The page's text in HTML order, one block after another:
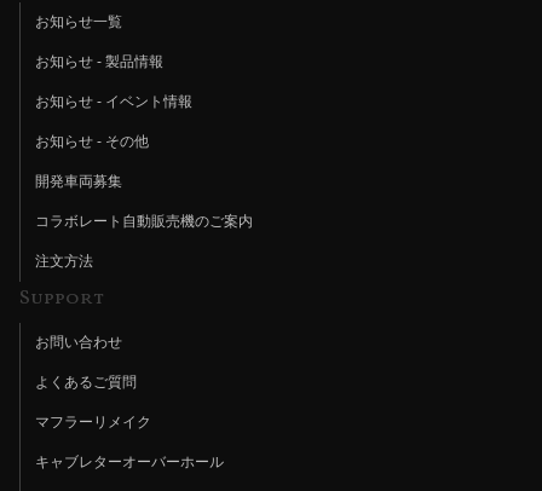
お知らせ一覧
お知らせ - 製品情報
お知らせ - イベント情報
お知らせ - その他
開発車両募集
コラボレート自動販売機のご案内
注文方法
Support
お問い合わせ
よくあるご質問
マフラーリメイク
キャブレターオーバーホール